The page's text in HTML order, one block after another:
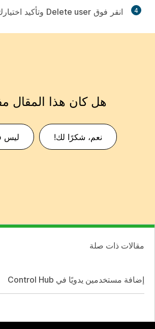
4 انقر فوق Delete user وتأكيد
هل كان هذا المقال
نعم، شكرًا لك! ليس
مقالات ذات صلة
إضافة مستخدمين يدويًا في Control Hub